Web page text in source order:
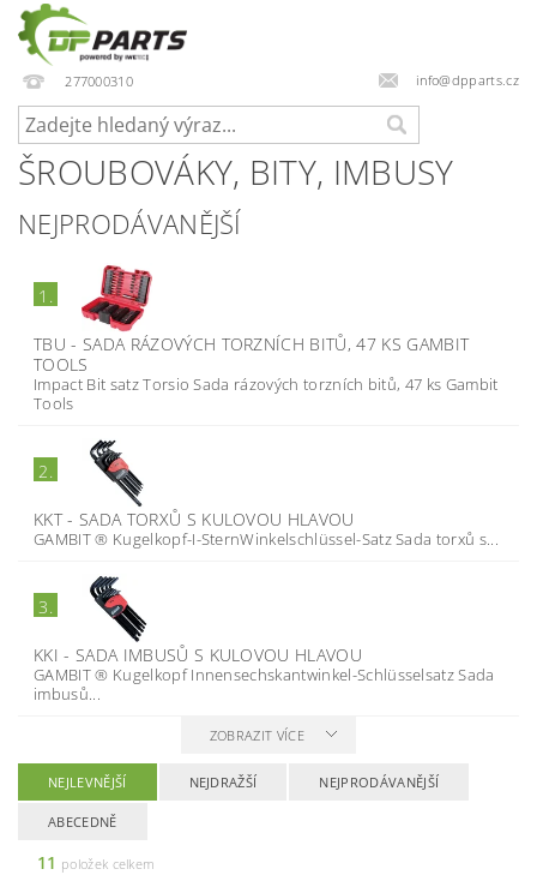
277000310 info@dpparts.cz
ŠROUBOVÁKY, BITY, IMBUSY
NEJPRODÁVANĚJŠÍ
1.
TBU - SADA RÁZOVÝCH TORZNÍCH BITŮ, 47 KS GAMBIT
TOOLS
Impact Bit satz Torsio Sada rázových torzních bitů, 47 ks Gambit
Tools
2.
KKT - SADA TORXŮ S KULOVOU HLAVOU
GAMBIT ® Kugelkopf-I-SternWinkelschlüssel-Satz Sada torxů s...
3.
KKI - SADA IMBUSŮ S KULOVOU HLAVOU
GAMBIT ® Kugelkopf Innensechskantwinkel-Schlüsselsatz Sada
imbusů...
ZOBRAZIT VÍCE
NEJLEVNĚJŠÍ NEJDRAŽŠÍ NEJPRODÁVANĚJŠÍ
ABECEDNĚ
11 položek celkem